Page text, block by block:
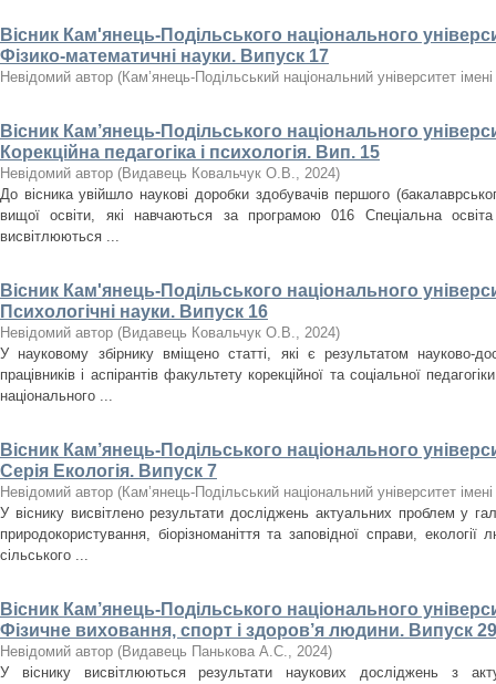
Вісник Кам'янець-Подільського національного
Фізико-математичні науки. Випуск 17
Невідомий автор (Кам’янець-Подільський національний університет
Вісник Кам’янець-Подільського національного
Корекційна педагогіка і психологія. Вип. 15
Невідомий автор (Видавець Ковальчук О.В., 2024)
До вісника увійшло наукові доробки здобувачів першого
вищої освіти, які навчаються за програмою 016 Спеціальна
висвітлюються ...
Вісник Кам'янець-Подільського національного
Психологічні науки. Випуск 16
Невідомий автор (Видавець Ковальчук О.В., 2024)
У науковому збірнику вміщено статті, які є результатом науково-
працівників і аспірантів факультету корекційної та соціальної
національного ...
Вісник Кам’янець-Подільського національного
Серія Екологія. Випуск 7
Невідомий автор (Кам’янець-Подільський національний університет
У віснику висвітлено результати досліджень актуальних проблем у
природокористування, біорізноманіття та заповідної справи, екології
сільського ...
Вісник Кам’янець-Подільського національного
Фізичне виховання, спорт і здоров’я людини. Випуск
Невідомий автор (Видавець Панькова А.С., 2024)
У віснику висвітлюються результати наукових досліджень з